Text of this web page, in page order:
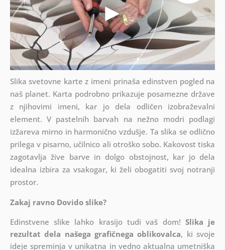
Slika svetovne karte z imeni prinaša edinstven pogled na
naš planet. Karta podrobno prikazuje posamezne države
z njihovimi imeni, kar jo dela odličen izobraževalni
element. V pastelnih barvah na nežno modri podlagi
izžareva mirno in harmonično vzdušje. Ta slika se odlično
prilega v pisarno, učilnico ali otroško sobo. Kakovost tiska
zagotavlja žive barve in dolgo obstojnost, kar jo dela
idealna izbira za vsakogar, ki želi obogatiti svoj notranji
prostor.
Zakaj ravno Dovido slike?
Edinstvene slike lahko krasijo tudi vaš dom! Slika je
rezultat dela našega grafičnega oblikovalca, ki svoje
ideje spreminja v unikatna in vedno aktualna umetniška